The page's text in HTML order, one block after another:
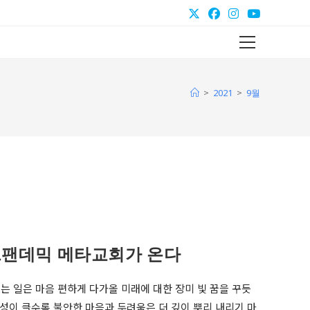
Main
> 2021 > 9월
데믹 메타교회가 온다
일은 마음 편하게 다가올 미래에 대한 장미 빛 꿈을 꾸듯
이 클수록 불안한 마음과 두려움은 더 깊이 뿌리 내리기 마